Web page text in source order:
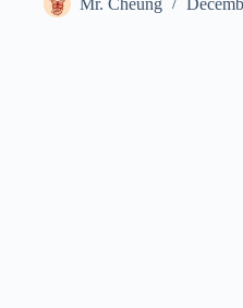
Mr. Cheung